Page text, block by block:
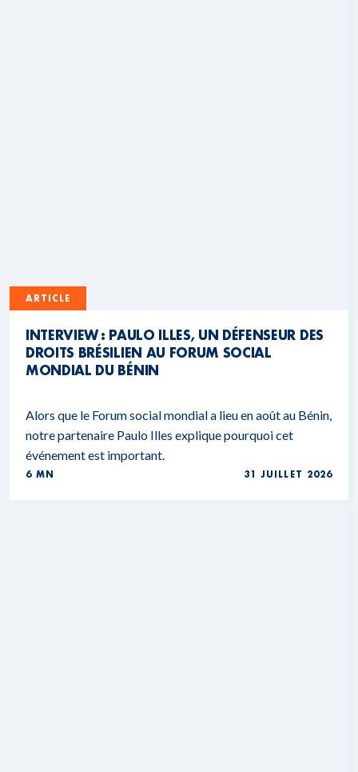
ARTICLE
INTERVIEW : PAULO ILLES, UN DÉFENSEUR DES
DROITS BRÉSILIEN AU FORUM SOCIAL
MONDIAL DU BÉNIN
Alors que le Forum social mondial a lieu en août au Bénin,
notre partenaire Paulo Illes explique pourquoi cet
événement est important.
6 MN 31 JUILLET 2026